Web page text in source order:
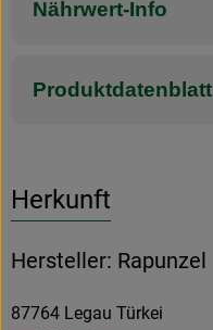
Nährwert-Info
Produktdatenblatt
Herkunft
Hersteller: Rapunzel
87764 Legau Türkei